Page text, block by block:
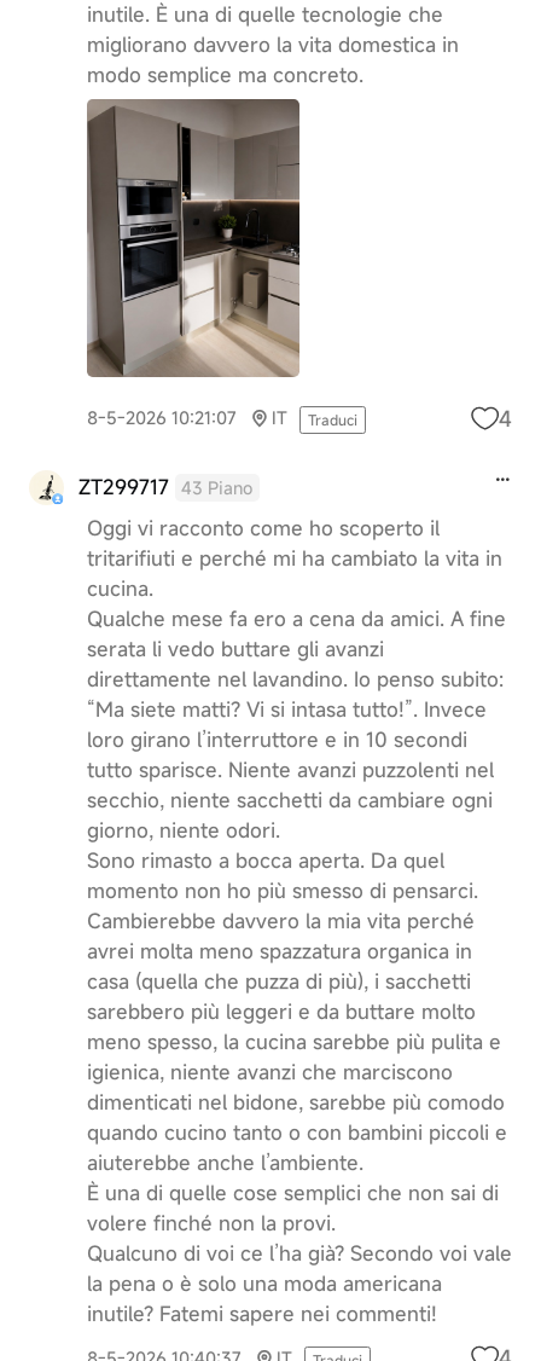
inutile. È una di quelle tecnologie che
migliorano davvero la vita domestica in
modo semplice ma concreto.
8-5-2026 10:21:07 IT Traduci 4
ZT299717 43 Piano
Oggi vi racconto come ho scoperto il
tritarifiuti e perché mi ha cambiato la vita in
cucina.
Qualche mese fa ero a cena da amici. A fine
serata li vedo buttare gli avanzi
direttamente nel lavandino. Io penso subito:
“Ma siete matti? Vi si intasa tutto!”. Invece
loro girano l’interruttore e in 10 secondi
tutto sparisce. Niente avanzi puzzolenti nel
secchio, niente sacchetti da cambiare ogni
giorno, niente odori.
Sono rimasto a bocca aperta. Da quel
momento non ho più smesso di pensarci.
Cambierebbe davvero la mia vita perché
avrei molta meno spazzatura organica in
casa (quella che puzza di più), i sacchetti
sarebbero più leggeri e da buttare molto
meno spesso, la cucina sarebbe più pulita e
igienica, niente avanzi che marciscono
dimenticati nel bidone, sarebbe più comodo
quando cucino tanto o con bambini piccoli e
aiuterebbe anche l’ambiente.
È una di quelle cose semplici che non sai di
volere finché non la provi.
Qualcuno di voi ce l’ha già? Secondo voi vale
la pena o è solo una moda americana
inutile? Fatemi sapere nei commenti!